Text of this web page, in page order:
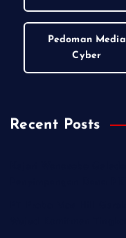
Pedoman Media
Cyber
Recent Posts